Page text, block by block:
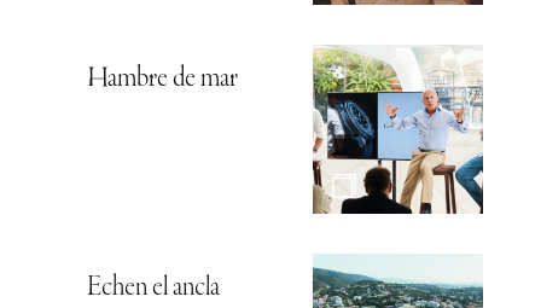
Hambre de mar
Echen el ancla